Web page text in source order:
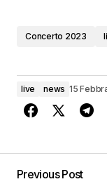
Concerto 2023
live news 15
Previous Post